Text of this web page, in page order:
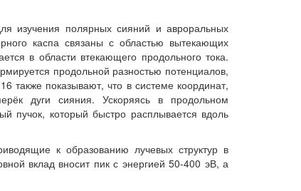
изучения полярных сияний и авроральных
каспа связаны с областью вытекающих
в области втекающего продольного тока.
продольной разностью потенциалов,
также показывают, что в системе координат,
дуги сияния. Ускоряясь в продольном
пучок, который быстро расплывается вдоль
к образованию лучевых структур в
вклад вносит пик с энергией 50-400 эВ, а